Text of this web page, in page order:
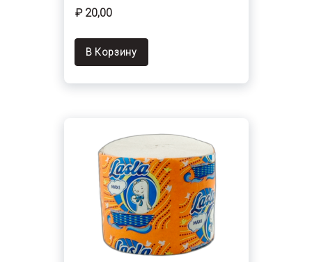
₽ 20,00
В Корзину